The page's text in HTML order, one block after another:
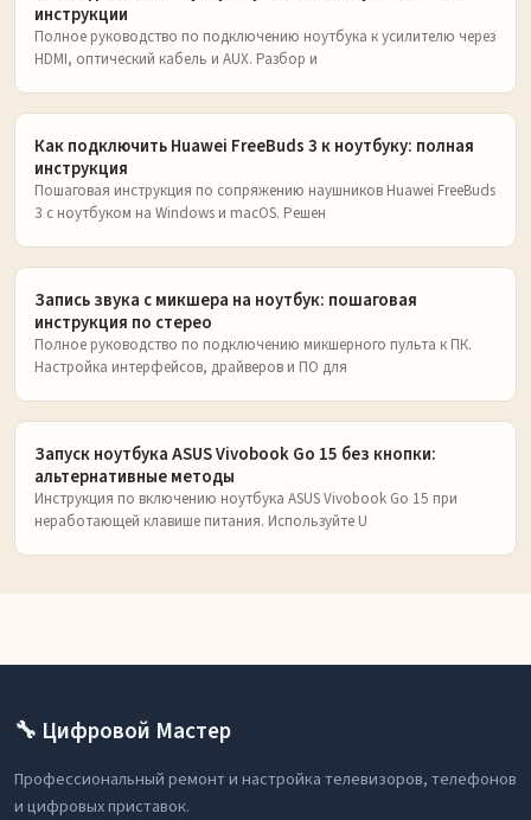
инструкции
Полное руководство по подключению ноутбука к усилителю через
HDMI, оптический кабель и AUX. Разбор и
Как подключить Huawei FreeBuds 3 к ноутбуку: полная
инструкция
Пошаговая инструкция по сопряжению наушников Huawei FreeBuds
3 с ноутбуком на Windows и macOS. Решен
Запись звука с микшера на ноутбук: пошаговая
инструкция по стерео
Полное руководство по подключению микшерного пульта к ПК.
Настройка интерфейсов, драйверов и ПО для
Запуск ноутбука ASUS Vivobook Go 15 без кнопки:
альтернативные методы
Инструкция по включению ноутбука ASUS Vivobook Go 15 при
неработающей клавише питания. Используйте U
🔧 Цифровой Мастер
Профессиональный ремонт и настройка телевизоров, телефонов
и цифровых приставок.